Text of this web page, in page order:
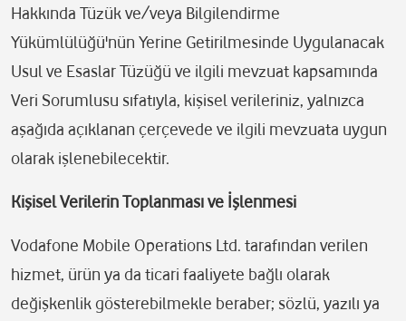
Hakkında Tüzük ve/veya Bilgilendirme
Yükümlülüğü'nün Yerine Getirilmesinde Uygulanacak
Usul ve Esaslar Tüzüğü ve ilgili mevzuat kapsamında
Veri Sorumlusu sıfatıyla, kişisel verileriniz, yalnızca
aşağıda açıklanan çerçevede ve ilgili mevzuata uygun
olarak işlenebilecektir.
Kişisel Verilerin Toplanması ve İşlenmesi
Vodafone Mobile Operations Ltd. tarafından verilen
hizmet, ürün ya da ticari faaliyete bağlı olarak
değişkenlik gösterebilmekle beraber; sözlü, yazılı ya